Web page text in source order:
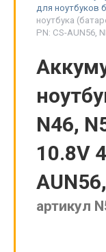
для ноутбуков
ноутбука
PN: CS-AUN56,
N46,
10.8V
артикул